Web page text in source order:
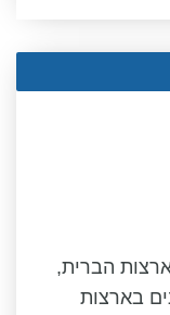
הברית,
בארצות